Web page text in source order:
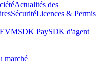
Actualités des
SécuritéLicences & Permis
SDK PaySDK d'agent
marché